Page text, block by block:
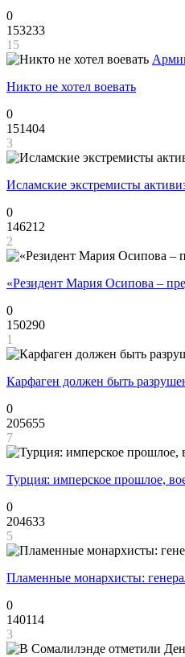
0
153233
15
Никто не хотел воевать
0
151404
3
Исламские экстремисты
0
146212
2
«Резидент Мария Осипова –
0
150290
1
Карфаген должен быть
0
205655
7
Турция: имперское прошлое,
0
204633
5
Пламенные монархисты:
0
140114
3